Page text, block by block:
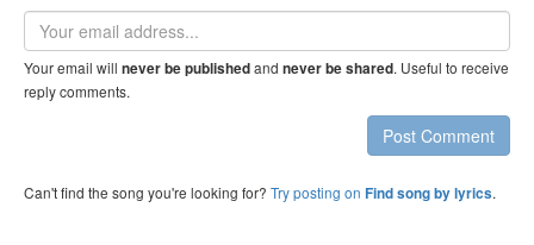
Email
address
Your email will never be publishedand never be shared. Useful to receive
reply comments.
Post Comment
Can't find the song you're looking for? Try posting on Find song by lyrics.